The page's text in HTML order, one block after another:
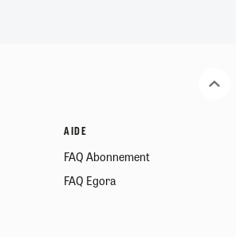
AIDE
FAQ Abonnement
FAQ Egora